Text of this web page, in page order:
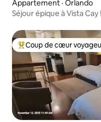
Appartement · Orlando
Séjour épique à Vista Cay !
Coup de cœur
Coup de cœur